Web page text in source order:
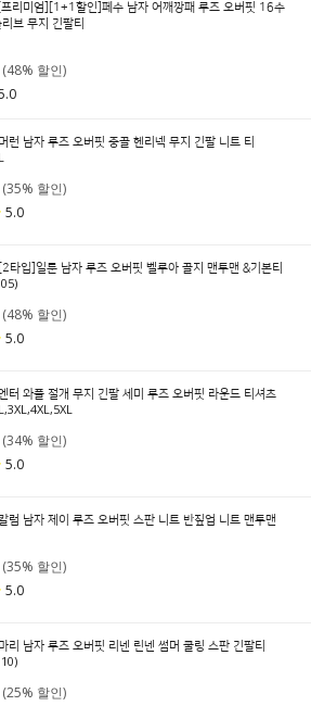
프리미엄][1+1할인]페수 남자 어깨깡패 루즈 오버핏 16수
브 무지 긴팔티
(48% 할인)
런 남자 루즈 오버핏 중골 헨리넥 무지 긴팔 니트 티
(35% 할인)
5.0
타입]일룬 남자 루즈 오버핏 벨루아 골지 맨투맨 &기본티
(48% 할인)
5.0
터 와플 절개 무지 긴팔 세미 루즈 오버핏 라운드 티셔츠
(34% 할인)
5.0
럼 남자 제이 루즈 오버핏 스판 니트 반짚업 니트 맨투맨
(35% 할인)
5.0
리 남자 루즈 오버핏 리넨 린넨 썸머 쿨링 스판 긴팔티
(25% 할인)